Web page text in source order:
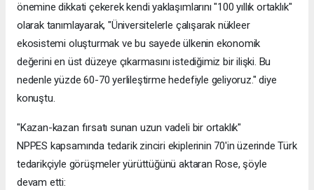
önemine dikkati çekerek kendi yaklaşımlarını "100 yıllık ortaklık"
olarak tanımlayarak, "Üniversitelerle çalışarak nükleer
ekosistemi oluşturmak ve bu sayede ülkenin ekonomik
değerini en üst düzeye çıkarmasını istediğimiz bir ilişki. Bu
nedenle yüzde 60-70 yerlileştirme hedefiyle geliyoruz." diye
konuştu.
"Kazan-kazan fırsatı sunan uzun vadeli bir ortaklık"
NPPES kapsamında tedarik zinciri ekiplerinin 70'in üzerinde Türk
tedarikçiyle görüşmeler yürüttüğünü aktaran Rose, şöyle
devam etti: